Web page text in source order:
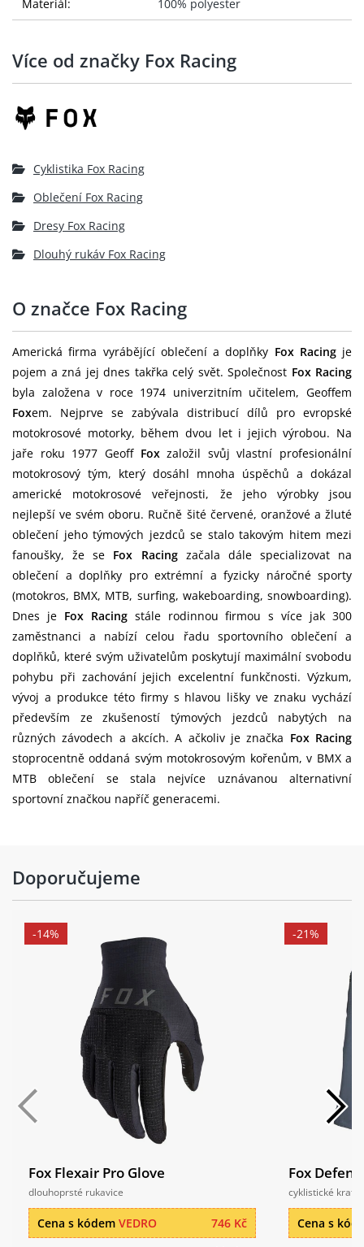
Materiál: 100% polyester
Více od značky Fox Racing
Cyklistika Fox Racing
Oblečení Fox Racing
Dresy Fox Racing
Dlouhý rukáv Fox Racing
O značce Fox Racing
Americká firma vyrábějící oblečení a doplňky Fox Racingje
pojem a zná jej dnes takřka celý svět. Společnost Fox Racing
byla založena v roce 1974 univerzitním učitelem, Geoffem
Foxem. Nejprve se zabývala distribucí dílů pro evropské
motokrosové motorky, během dvou let i jejich výrobou. Na
jaře roku 1977 Geoff Foxzaložil svůj vlastní profesionální
motokrosový tým, který dosáhl mnoha úspěchů a dokázal
americké motokrosové veřejnosti, že jeho výrobky jsou
nejlepší ve svém oboru. Ručně šité červené, oranžové a žluté
oblečení jeho týmových jezdců se stalo takovým hitem mezi
fanoušky, že se Fox Racingzačala dále specializovat na
oblečení a doplňky pro extrémní a fyzicky náročné sporty
(motokros, BMX, MTB, surfing, wakeboarding, snowboarding).
Dnes je Fox Racingstále rodinnou firmou s více jak 300
zaměstnanci a nabízí celou řadu sportovního oblečení a
doplňků, které svým uživatelům poskytují maximální svobodu
pohybu při zachování jejich excelentní funkčnosti. Výzkum,
vývoj a produkce této firmy s hlavou lišky ve znaku vychází
především ze zkušeností týmových jezdců nabytých na
různých závodech a akcích. A ačkoliv je značka Fox Racing
stoprocentně oddaná svým motokrosovým kořenům, v BMX a
MTB oblečení se stala nejvíce uznávanou alternativní
sportovní značkou napříč generacemi.
Doporučujeme
-14%
Fox Flexair Pro Glove
dlouhoprsté rukavice
746 Kč
Cena s kódem VEDRO
-21%
Fox
cyklistické
Cena s